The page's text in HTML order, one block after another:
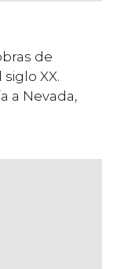
de
XX.
a Nevada,